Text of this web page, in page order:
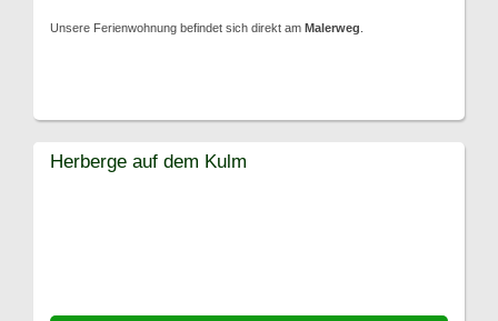
Unsere Ferienwohnung befindet sich direkt am Malerweg
Herberge auf dem Kulm